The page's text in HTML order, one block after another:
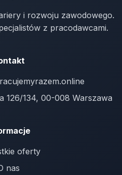
i rozwoju zawodowego.
z pracodawcami.
126/134, 00-008 Warszawa
oferty
nas